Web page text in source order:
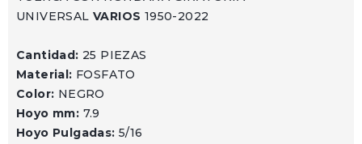
UNIVERSAL VARIOS 1950-2022
Cantidad: 25 PIEZAS
Material: FOSFATO
Color: NEGRO
Hoyo mm: 7.9
Hoyo Pulgadas: 5/16